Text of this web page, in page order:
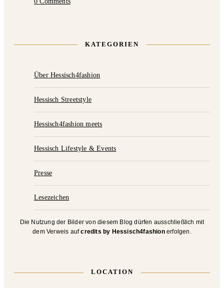
KATEGORIEN
Über Hessisch4fashion
Hessisch Streetstyle
Hessisch4fashion meets
Hessisch Lifestyle & Events
Presse
Lesezeichen
Die Nutzung der Bilder von diesem Blog dürfen ausschließlich mit
dem Verweis aufcredits by Hessisch4fashionerfolgen.
LOCATION